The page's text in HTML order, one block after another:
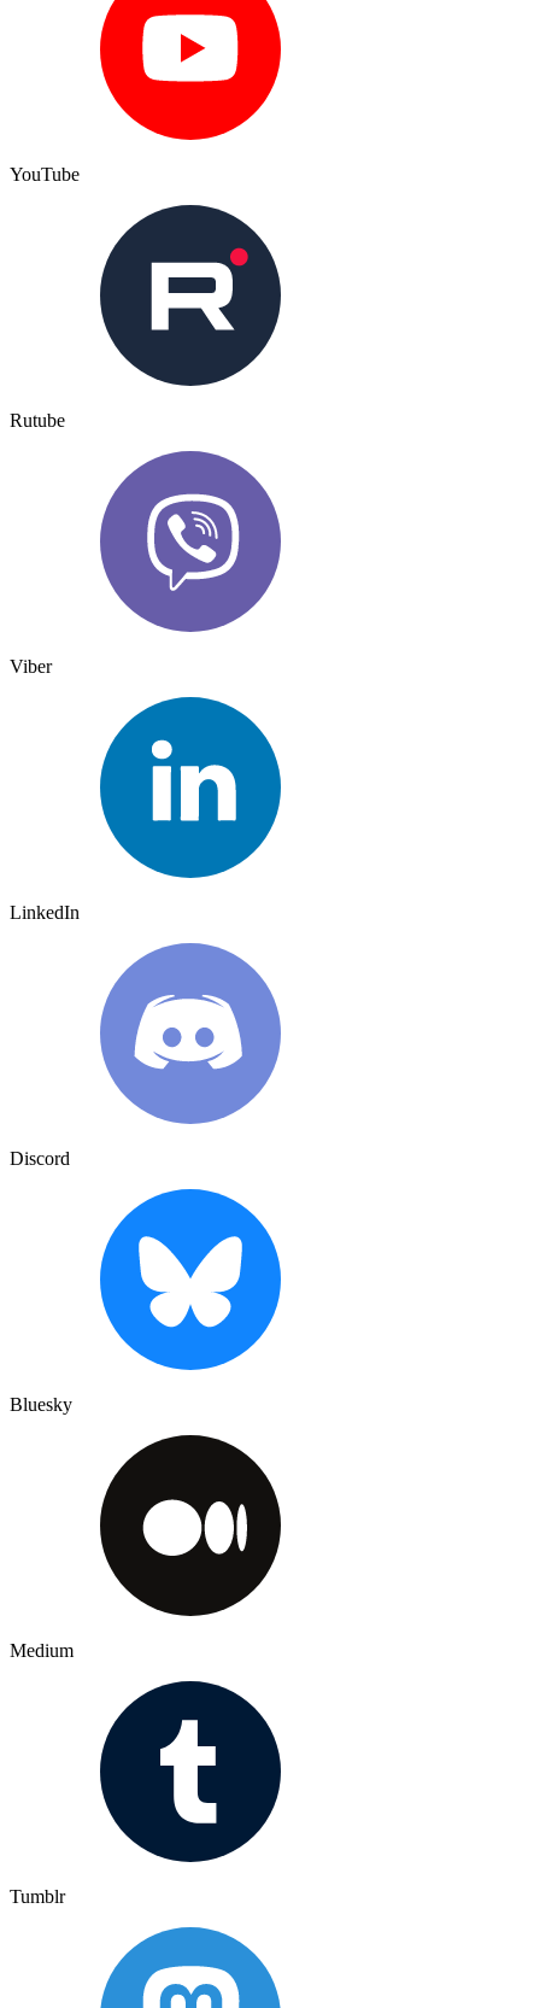
YouTube
Rutube
Viber
LinkedIn
Discord
Bluesky
Medium
Tumblr